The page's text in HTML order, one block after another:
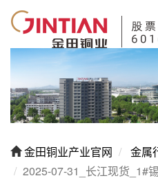
金田铜业产业官网
金属
2025-07-31_长江现货_1#